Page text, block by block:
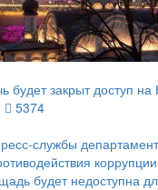
будет закрыт доступ
5374
службы
будет недоступна